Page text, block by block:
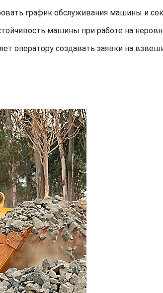
график обслуживания машины и
машины при работе на
оператору создавать заявки на